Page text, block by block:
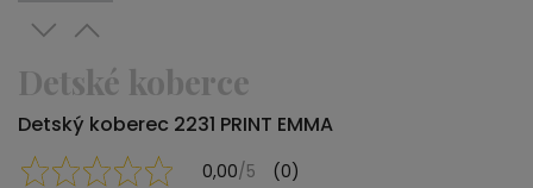
Detské koberce
Detský koberec 2231 PRINT EMMA
0,00/5 (0)